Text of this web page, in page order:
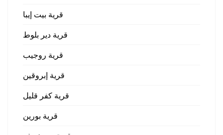
قرية بيت إيبا
قرية دير بلوط
قرية روجيب
قرية إبروقين
قرية كفر قليل
قرية بورين